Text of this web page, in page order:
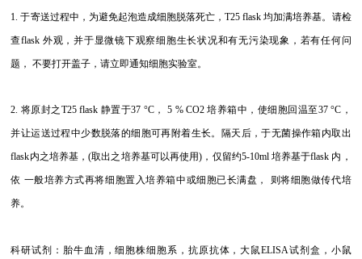
1.于寄送过程中，为避免起泡造成细胞脱落死亡，T25 flask 均加满培养基。请检
查flask 外观，并于显微镜下观察细胞生长状况和有无污染现象，若有任何问
题， 不要打开盖子，请立即通知细胞实验室。
2. 将原封之T25 flask 静置于37 °C， 5 % CO2 培养箱中，使细胞回温至37 °C，
并让运送过程中少数脱落的细胞可再附着生长。隔天后，于无菌操作箱内取出
flask内之培养基，(取出之培养基可以再使用)，仅留约5-10ml 培养基于flask 内，
依 一般培养方式再将细胞置入培养箱中或细胞已长满盘， 则将细胞做传代培
养。
科研试剂：胎牛血清，细胞株细胞系，抗原抗体，大鼠ELISA试剂盒，小鼠